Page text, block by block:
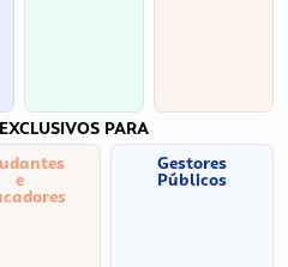
PARA
e
Gestores
Públicos